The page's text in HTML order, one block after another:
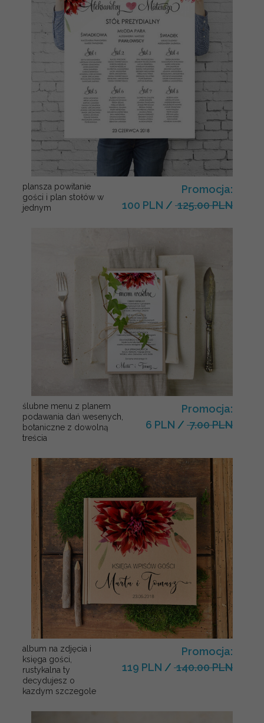
plansza powitanie
gości i plan stołów w
jednym
Promocja:
100 PLN / 125.00 PLN
ślubne menu z planem
podawania dań wesenych,
botaniczne z dowolną
treścia
Promocja:
6 PLN / 7.00 PLN
album na zdjęcia i
księga gości,
rustykalna ty
decydujesz o
kazdym szczegole
Promocja:
119 PLN / 140.00 PLN